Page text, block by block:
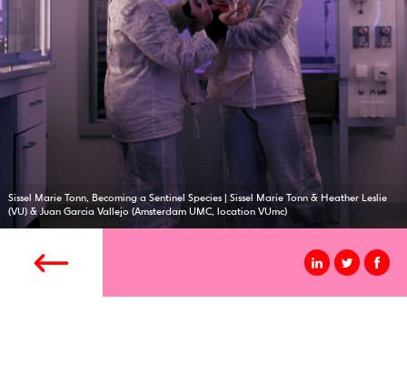
Sissel Marie Tonn, Becoming a Sentinel Species | Sissel Marie Tonn & Heather Leslie
(VU) & Juan Garcia Vallejo (Amsterdam UMC, location VUmc)